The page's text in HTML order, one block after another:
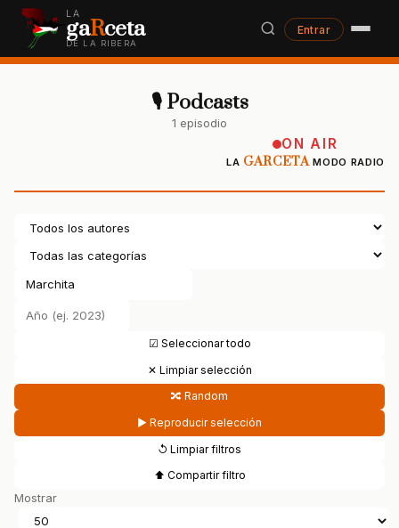
LA
gaRceta
DE LA RIBERA
Entrar
🎙 Podcasts
1 episodio
ON AIR
LA GARCETAMODO RADIO
☑ Seleccionar todo
✕ Limpiar selección
🔀 Random
▶ Reproducir selección
↺ Limpiar filtros
⬆ Compartir filtro
Mostrar